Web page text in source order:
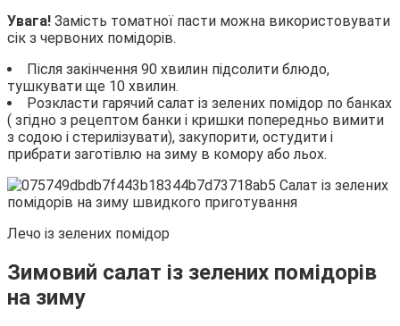
Увага! Замість томатної пасти можна використовувати
сік з червоних помідорів.
Після закінчення 90 хвилин підсолити блюдо,
тушкувати ще 10 хвилин.
Розкласти гарячий салат із зелених помідор по банках
( згідно з рецептом банки і кришки попередньо вимити
з содою і стерилізувати), закупорити, остудити і
прибрати заготівлю на зиму в комору або льох.
Лечо із зелених помідор
Зимовий салат із зелених помідорів
на зиму